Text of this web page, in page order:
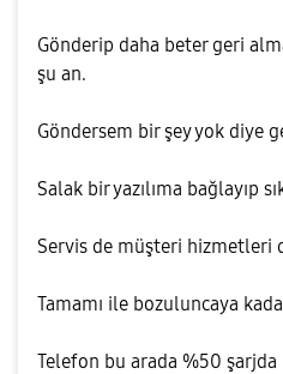
Gönderip daha beter geri
şu an.
Göndersem bir şey yok diye
Salak bir yazılıma bağlayıp
Servis de müşteri hizmetleri
Tamamı ile bozuluncaya
Telefon bu arada %50 şarjda